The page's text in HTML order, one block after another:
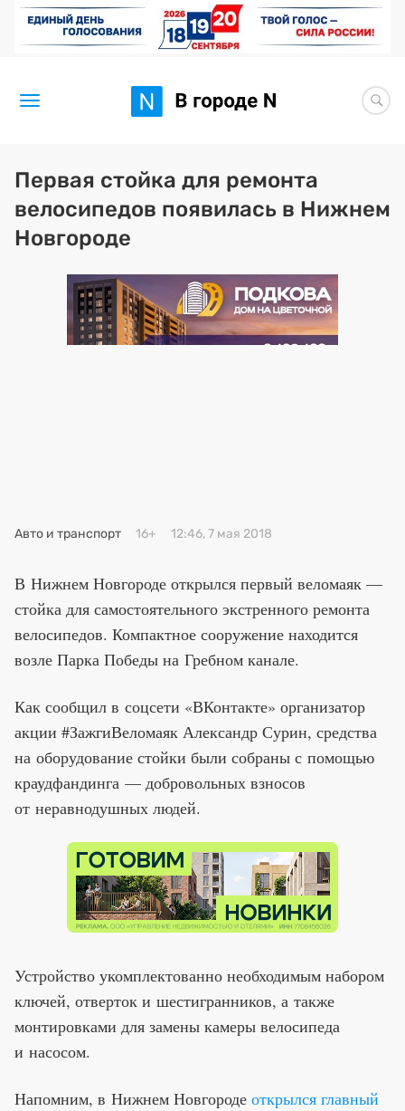
Новости
Статьи
BORЩ
Искусство исцелять
Первая стойка для ремонта
велосипедов появилась в Нижнем
Новгороде
Авто и транспорт 16+ 12:46, 7 мая 2018
В Нижнем Новгороде открылся первый веломаяк —
стойка для самостоятельного экстренного ремонта
велосипедов. Компактное сооружение находится
возле Парка Победы на Гребном канале.
Как сообщил в соцсети «ВКонтакте» организатор
акции #ЗажгиВеломаяк Александр Сурин, средства
на оборудование стойки были собраны с помощью
краудфандинга — добровольных взносов
от неравнодушных людей.
Устройство укомплектованно необходимым набором
ключей, отверток и шестигранников, а также
монтировками для замены камеры велосипеда
и насосом.
Напомним, в Нижнем Новгороде открылся главный